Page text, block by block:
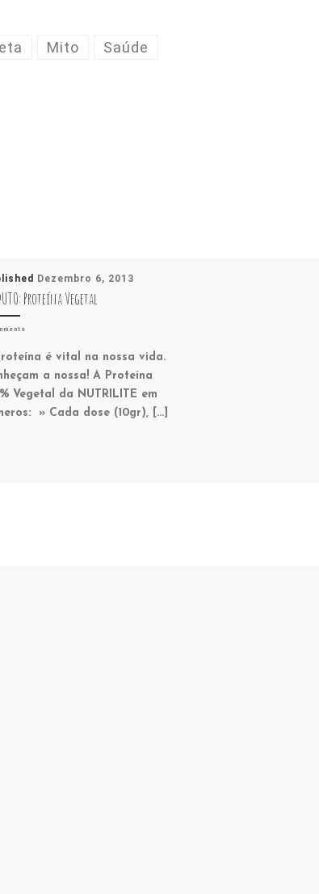
Mito Saúde
Dezembro 6, 2013
Proteína Vegetal
é vital na nossa vida.
a nossa! A Proteína
Vegetal da NUTRILITE em
» Cada dose (10gr), […]